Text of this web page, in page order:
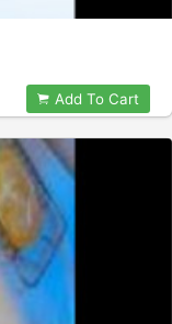
Add To Cart